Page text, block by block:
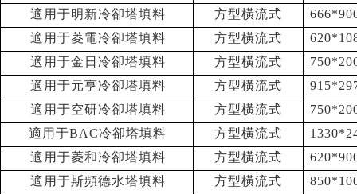
適用于明新冷卻塔填料
方型橫流式
適用于菱電冷卻塔填料
方型橫流式
適用于金日冷卻塔填料
方型橫流式
適用于元亨冷卻塔填料
方型橫流式
適用于空研冷卻塔填料
方型橫流式
適用于BAC冷卻塔填料
方型橫流式
適用于菱和冷卻塔填料
方型橫流式
適用于斯頻德水塔填料
方型橫流式